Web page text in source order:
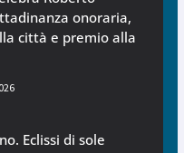
onoraria,
città e premio alla
Eclissi di sole